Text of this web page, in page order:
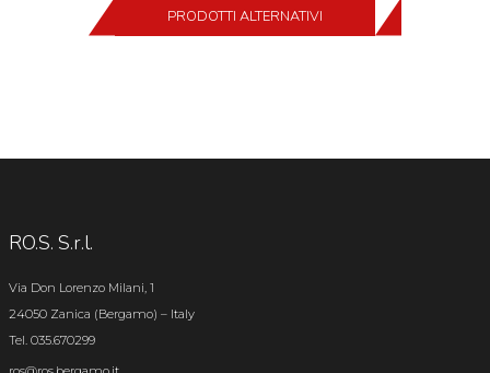
PRODOTTI ALTERNATIVI
RO.S. S.r.l.
Via Don Lorenzo Milani, 1
24050 Zanica (Bergamo) – Italy
Tel. 035.670299